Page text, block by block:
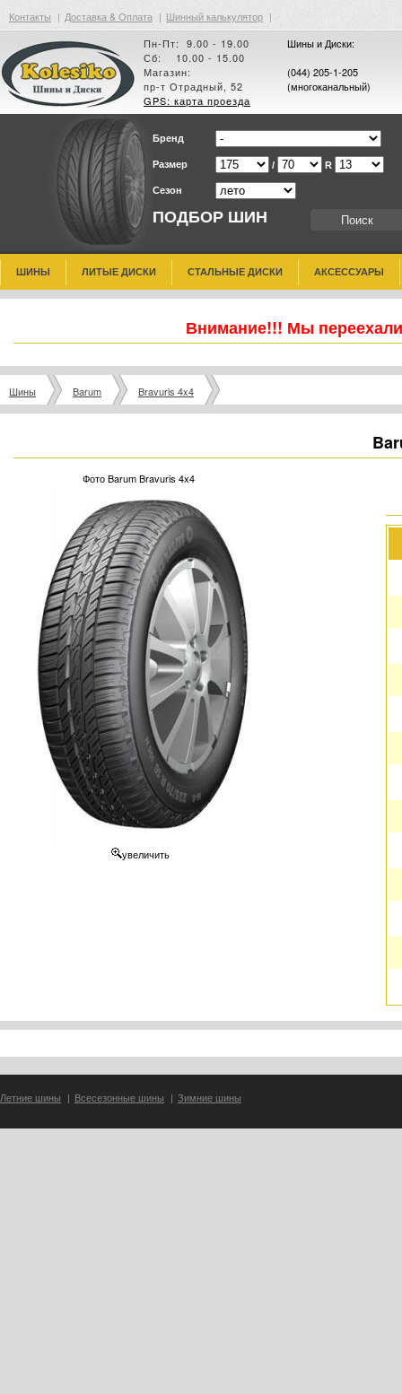
Контакты | Доставка & Оплата | Шинный калькулятор |
Пн-Пт: 9.00 - 19.00
Сб: 10.00 - 15.00
Магазин:
пр-т Отрадный, 52
GPS: карта проезда
Шины и Диски:
(044) 205-1-205
(многоканальный)
ПОДБОР ШИН
Бренд
Размер / R
Сезон
ШИНЫ ЛИТЫЕ ДИСКИ СТАЛЬНЫЕ ДИСКИ АКСЕССУАРЫ
Внимание!!! Мы
Шины Barum Bravuris 4x4
Фото Barum Bravuris 4x4
увеличить
Летние шины | Всесезонные шины | Зимние шины